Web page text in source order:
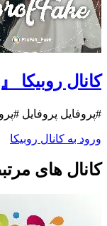
کانال روبیکا
#پروفایل پروفایل
ورود به کانال روبیکا
کانال های